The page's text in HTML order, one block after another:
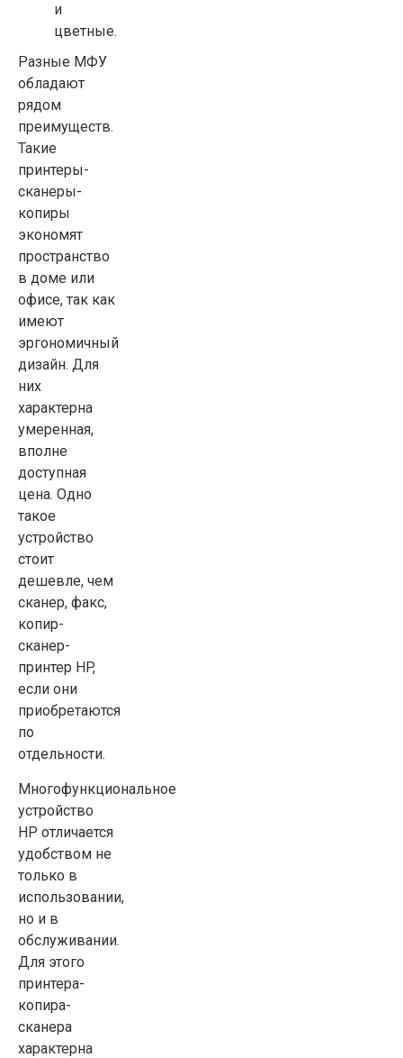
и
цветные.
Разные МФУ
обладают
рядом
преимуществ.
Такие
принтеры-
сканеры-
копиры
экономят
пространство
в доме или
офисе, так как
имеют
эргономичный
дизайн. Для
них
характерна
умеренная,
вполне
доступная
цена. Одно
такое
устройство
стоит
дешевле, чем
сканер, факс,
копир-
сканер-
принтер HP,
если они
приобретаются
по
отдельности.
Многофункциональное
устройство
HP отличается
удобством не
только в
использовании,
но и в
обслуживании.
Для этого
принтера-
копира-
сканера
характерна